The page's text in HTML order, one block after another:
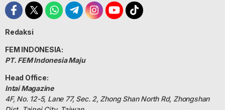
Redaksi
FEM INDONESIA:
PT. FEM Indonesia Maju
Head Office:
Intai Magazine
4F, No. 12-5, Lane 77, Sec. 2, Zhong Shan North Rd, Zhongshan